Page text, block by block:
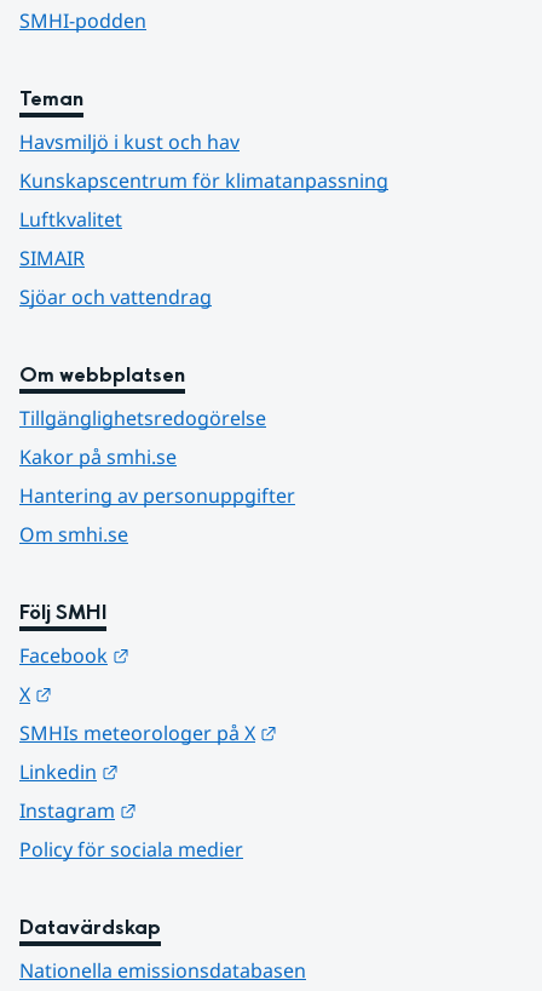
SMHI-podden
Teman
Havsmiljö i kust och hav
Kunskapscentrum för klimatanpassning
Luftkvalitet
SIMAIR
Sjöar och vattendrag
Om webbplatsen
Tillgänglighetsredogörelse
Kakor på smhi.se
Hantering av personuppgifter
Om smhi.se
Följ SMHI
Facebook
X
SMHIs meteorologer på X
Linkedin
Instagram
Policy för sociala medier
Datavärdskap
Nationella emissionsdatabasen